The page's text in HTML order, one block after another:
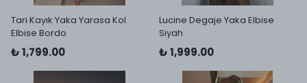
Tari Kayık Yaka Yarasa Kol
Elbise Bordo
₺ 1,799.00
Lucine Degaje Yaka Elbise
Siyah
₺ 1,999.00